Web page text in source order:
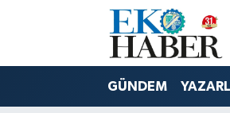
GÜNDEM
Hava Durumu